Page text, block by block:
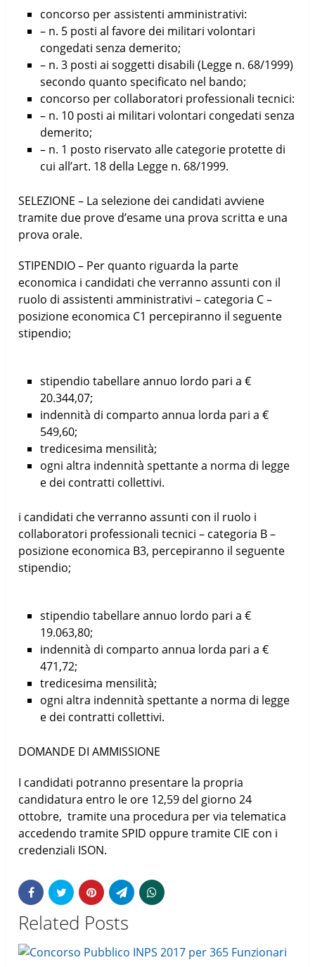
concorso per assistenti amministrativi:
– n. 5 posti al favore dei militari volontari
congedati senza demerito;
– n. 3 posti ai soggetti disabili (Legge n. 68/1999)
secondo quanto specificato nel bando;
concorso per collaboratori professionali tecnici:
– n. 10 posti ai militari volontari congedati senza
demerito;
– n. 1 posto riservato alle categorie protette di
cui all’art. 18 della Legge n. 68/1999.
SELEZIONE – La selezione dei candidati avviene
tramite due prove d’esame una prova scritta e una
prova orale.
STIPENDIO – Per quanto riguarda la parte
economica i candidati che verranno assunti con il
ruolo di assistenti amministrativi – categoria C –
posizione economica C1 percepiranno il seguente
stipendio;
stipendio tabellare annuo lordo pari a €
20.344,07;
indennità di comparto annua lorda pari a €
549,60;
tredicesima mensilità;
ogni altra indennità spettante a norma di legge
e dei contratti collettivi.
i candidati che verranno assunti con il ruolo i
collaboratori professionali tecnici – categoria B –
posizione economica B3, percepiranno il seguente
stipendio;
stipendio tabellare annuo lordo pari a €
19.063,80;
indennità di comparto annua lorda pari a €
471,72;
tredicesima mensilità;
ogni altra indennità spettante a norma di legge
e dei contratti collettivi.
DOMANDE DI AMMISSIONE
I candidati potranno presentare la propria
candidatura entro le ore 12,59 del giorno 24
ottobre, tramite una procedura per via telematica
accedendo tramite SPID oppure tramite CIE con i
credenziali ISON.
Related Posts